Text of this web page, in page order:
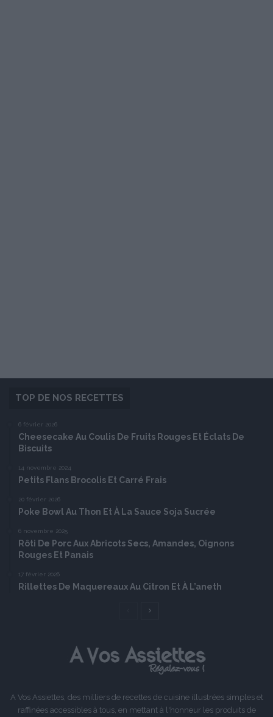
TOP DE NOS RECETTES
6 février 2026
Cheesecake Au Coulis De Fruits Rouges Et Éclats De
Biscuits
14 novembre 2024
Petits Flans Brocolis Et Carré Frais
20 février 2026
Poke Bowl Au Thon Et À La Sauce Soja Sucrée
6 novembre 2025
Rôti De Porc Aux Abricots Secs, Amandes, Oignons
Rouges Et Panais
17 février 2026
Rillettes De Maquereaux Au Citron Et À L’aneth
Page
A Vos Assiettes, des milliers de recettes de cuisine illustrées simples et
raffinées accessibles à tous, en mettant à l'honneur les produits de